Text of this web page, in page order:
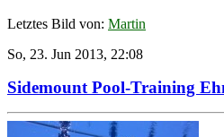
Letztes Bild von: Martin
So, 23. Jun 2013, 22:08
Sidemount Pool-Training